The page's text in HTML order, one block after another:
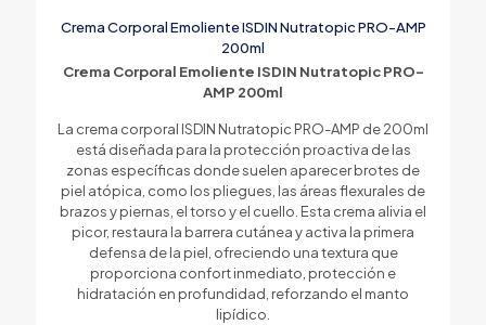
Crema Corporal Emoliente ISDIN Nutratopic PRO-AMP
200ml
Crema Corporal Emoliente ISDIN Nutratopic PRO-
AMP 200ml
La crema corporal ISDIN Nutratopic PRO-AMP de 200ml
está diseñada para la protección proactiva de las
zonas específicas donde suelen aparecer brotes de
piel atópica, como los pliegues, las áreas flexurales de
brazos y piernas, el torso y el cuello. Esta crema alivia el
picor, restaura la barrera cutánea y activa la primera
defensa de la piel, ofreciendo una textura que
proporciona confort inmediato, protección e
hidratación en profundidad, reforzando el manto
lipídico.